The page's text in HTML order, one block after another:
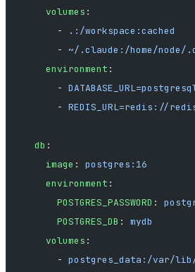
    volumes
:
      -
.:/workspace:cached
      -
~/.claude:/home/node/
    environment
:
      -
      -
REDIS_URL=redis://
  db
:
    image
: postgres:16
    environment
:
      POSTGRES_PASSWORD
:
      POSTGRES_DB
: mydb
    volumes
:
      -
postgres_data:/var/